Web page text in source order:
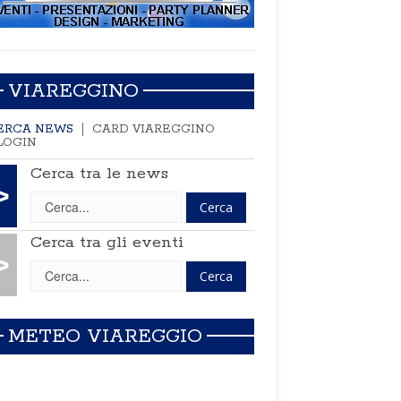
VIAREGGINO
NEWS
CARD VIAREGGINO
Cerca tra le news
Cerca tra gli eventi
METEO VIAREGGIO